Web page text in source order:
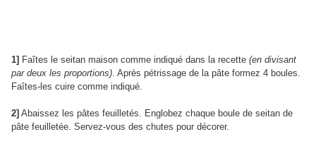
1] Faîtes le seitan maison comme indiqué dans la recette (en divisant
par deux les proportions). Après pétrissage de la pâte formez 4 boules.
Faîtes-les cuire comme indiqué.
2] Abaissez les pâtes feuilletés. Englobez chaque boule de seitan de
pâte feuilletée. Servez-vous des chutes pour décorer.